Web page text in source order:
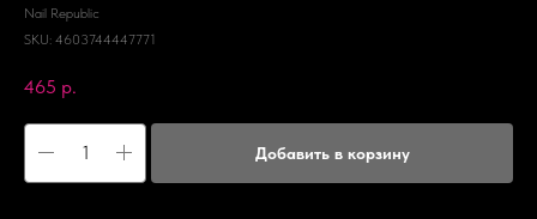
Nail Republic
SKU: 4603744447771
465 р.
Добавить в корзину